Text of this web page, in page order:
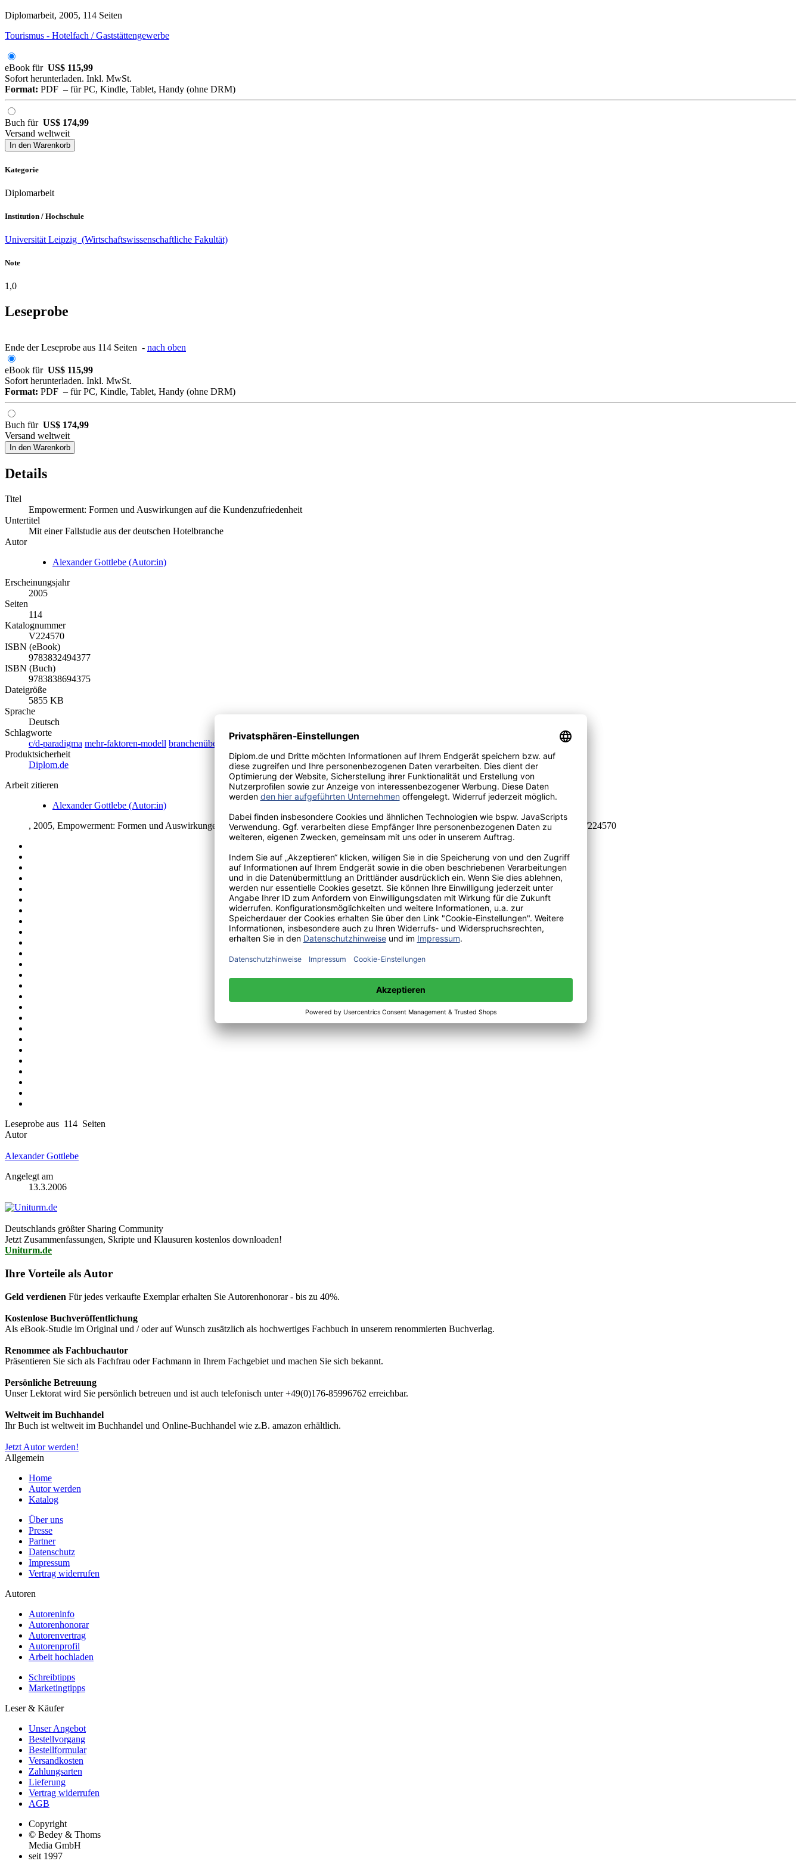
Diplomarbeit, 2005, 114 Seiten
Tourismus - Hotelfach / Gaststättengewerbe
eBook für US$ 115,99
Sofort herunterladen. Inkl. MwSt.
Format: PDF – für PC, Kindle, Tablet, Handy (ohne DRM)
Buch für US$ 174,99
Versand weltweit
In den Warenkorb
Kategorie
Diplomarbeit
Institution / Hochschule
Universität Leipzig (Wirtschaftswissenschaftliche Fakultät)
Note
1,0
Leseprobe
Ende der Leseprobe aus 114 Seiten - nach oben
eBook für US$ 115,99
Sofort herunterladen. Inkl. MwSt.
Format: PDF – für PC, Kindle, Tablet, Handy (ohne DRM)
Buch für US$ 174,99
Versand weltweit
In den Warenkorb
Details
Titel
Empowerment: Formen und Auswirkungen auf die Kundenzufriedenheit
Untertitel
Mit einer Fallstudie aus der deutschen Hotelbranche
Autor
Alexander Gottlebe (Autor:in)
Erscheinungsjahr
2005
Seiten
114
Katalognummer
V224570
ISBN (eBook)
9783832494377
ISBN (Buch)
9783838694375
Dateigröße
5855 KB
Sprache
Deutsch
Schlagworte
c/d-paradigma mehr-faktoren-modell branchenüberblicke service profit chain encounter
Produktsicherheit
Diplom.de
Arbeit zitieren
Alexander Gottlebe (Autor:in)
, 2005, Empowerment: Formen und Auswirkungen auf die Kundenzufriedenheit, Hamburg, Bedey Media GmbH, https://www.diplom.de/document/224570
Leseprobe aus 114 Seiten
Autor
Alexander Gottlebe
Angelegt am
13.3.2006
Deutschlands größter Sharing Community
Jetzt Zusammenfassungen, Skripte und Klausuren kostenlos downloaden!
Uniturm.de
Ihre Vorteile als Autor
Geld verdienen Für jedes verkaufte Exemplar erhalten Sie Autorenhonorar - bis zu 40%.
Kostenlose Buchveröffentlichung
Als eBook-Studie im Original und / oder auf Wunsch zusätzlich als hochwertiges Fachbuch in unserem renommierten Buchverlag.
Renommee als Fachbuchautor
Präsentieren Sie sich als Fachfrau oder Fachmann in Ihrem Fachgebiet und machen Sie sich bekannt.
Persönliche Betreuung
Unser Lektorat wird Sie persönlich betreuen und ist auch telefonisch unter +49(0)176-85996762 erreichbar.
Weltweit im Buchhandel
Ihr Buch ist weltweit im Buchhandel und Online-Buchhandel wie z.B. amazon erhältlich.
Jetzt Autor werden!
Allgemein
Home
Autor werden
Katalog
Über uns
Presse
Partner
Datenschutz
Impressum
Vertrag widerrufen
Autoren
Autoreninfo
Autorenhonorar
Autorenvertrag
Autorenprofil
Arbeit hochladen
Schreibtipps
Marketingtipps
Leser & Käufer
Unser Angebot
Bestellvorgang
Bestellformular
Versandkosten
Zahlungsarten
Lieferung
Vertrag widerrufen
AGB
Copyright
© Bedey & Thoms
Media GmbH
seit 1997